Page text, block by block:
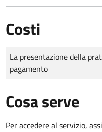
Costi
Tipo di pagamento
Importo
La presentazione della
pagamento
Cosa serve
Per accedere al servizio,